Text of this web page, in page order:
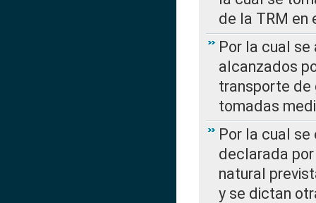
de la TRM en
Por la cual
alcanzados
transporte de
tomadas
Por la cual
declarada
natural
y se dictan